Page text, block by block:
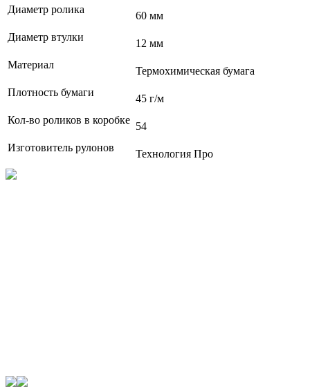
Диаметр ролика
60 мм
Диаметр втулки
12 мм
Материал
Термохимическая бумага
Плотность бумаги
45 г/м
Кол-во роликов в коробке
54
Изготовитель рулонов
Технология Про